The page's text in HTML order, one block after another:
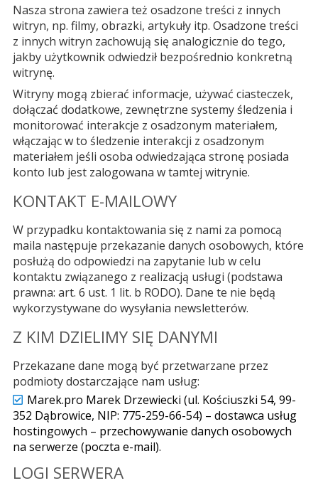
Nasza strona zawiera też osadzone treści z innych
witryn, np. filmy, obrazki, artykuły itp. Osadzone treści
z innych witryn zachowują się analogicznie do tego,
jakby użytkownik odwiedził bezpośrednio konkretną
witrynę.
Witryny mogą zbierać informacje, używać ciasteczek,
dołączać dodatkowe, zewnętrzne systemy śledzenia i
monitorować interakcje z osadzonym materiałem,
włączając w to śledzenie interakcji z osadzonym
materiałem jeśli osoba odwiedzająca stronę posiada
konto lub jest zalogowana w tamtej witrynie.
KONTAKT E-MAILOWY
W przypadku kontaktowania się z nami za pomocą
maila następuje przekazanie danych osobowych, które
posłużą do odpowiedzi na zapytanie lub w celu
kontaktu związanego z realizacją usługi (podstawa
prawna: art. 6 ust. 1 lit. b RODO). Dane te nie będą
wykorzystywane do wysyłania newsletterów.
Z KIM DZIELIMY SIĘ DANYMI
Przekazane dane mogą być przetwarzane przez
podmioty dostarczające nam usług:
Marek.pro Marek Drzewiecki (ul. Kościuszki 54, 99-
352 Dąbrowice, NIP: 775-259-66-54) – dostawca usług
hostingowych – przechowywanie danych osobowych
na serwerze (poczta e-mail).
LOGI SERWERA